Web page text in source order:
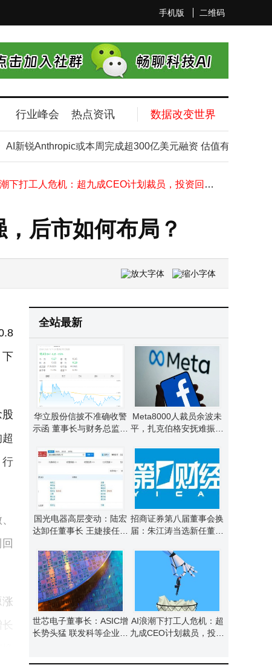
手机版 二维码
行业峰会 热点资讯 数据改变世界
新锐Anthropic或本周完成超300亿美元融资 估值有望跃居行业
鸿蒙智行再出击！起诉自媒体“圈内人 Xm_”索赔200万捍卫品牌声誉
黄仁勋直指部分CEO：以AI裁员为借口太敷衍 装聪明行径遭批判
后市如何布局？
下
行
全站最新
华立股份信披不准确收警
示函 董事长与财务总监因
Meta8000人裁员余波未
平，扎克伯格安抚难振士
国光电器高层变动：陆宏
达卸任董事长 王婕接任新
招商证券第八届董事会换
届：朱江涛当选新任董事
世芯电子董事长：ASIC增
长势头猛 联发科等企业布
AI浪潮下打工人危机：超
九成CEO计划裁员，投资